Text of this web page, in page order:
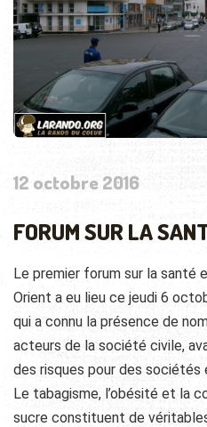
12 octobre 2016
FORUM SUR LA
Le premier forum sur la santé
Orient a eu lieu ce jeudi 6
qui a connu la présence de
acteurs de la société civile,
des risques pour des sociétés
Le tabagisme, l’obésité et la
sucre constituent de